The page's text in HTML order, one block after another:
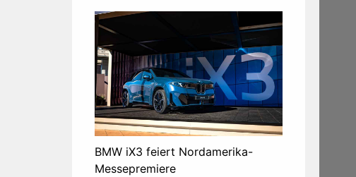
BMW iX3 feiert Nordamerika-
Messepremiere